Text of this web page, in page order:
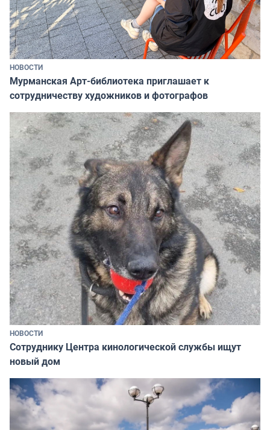
НОВОСТИ
Мурманская Арт-библиотека приглашает к
сотрудничеству художников и фотографов
НОВОСТИ
Сотруднику Центра кинологической службы ищут
новый дом